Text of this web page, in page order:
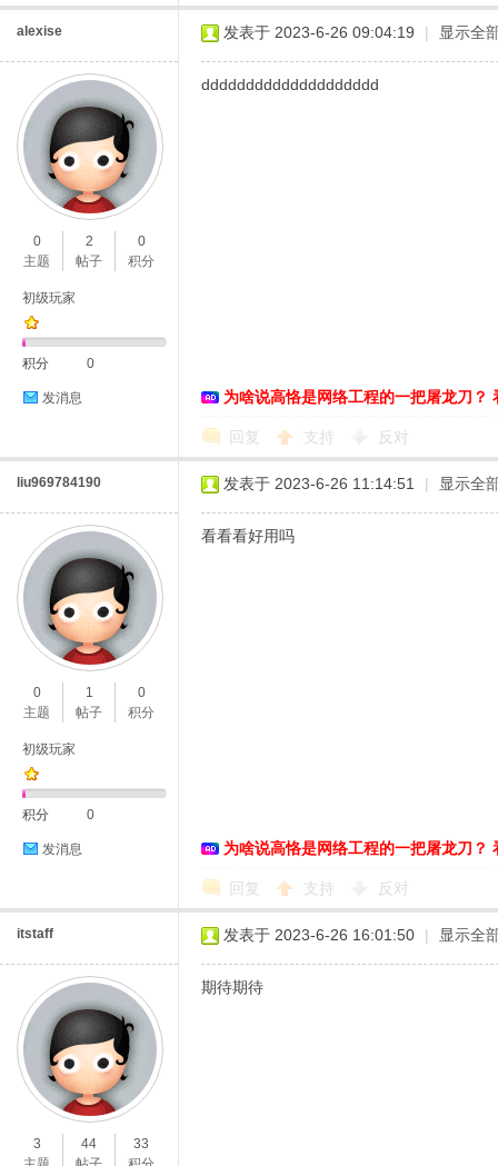
alexise
0
主题
2
帖子
0
积分
初级玩家
积分 0
发消息
发表于 2023-6-26 09:04:19 | 显示全
dddddddddddddddddddd
为啥说高恪是网络工程的一把屠龙刀？
回复 支持 反对
liu969784190
0
主题
1
帖子
0
积分
初级玩家
积分 0
发消息
发表于 2023-6-26 11:14:51 | 显示全
看看看好用吗
为啥说高恪是网络工程的一把屠龙刀？
回复 支持 反对
itstaff
3
44
33
发表于 2023-6-26 16:01:50 | 显示全
期待期待